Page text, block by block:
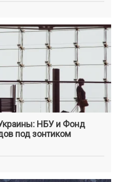
НБУ и Фонд
под зонтиком